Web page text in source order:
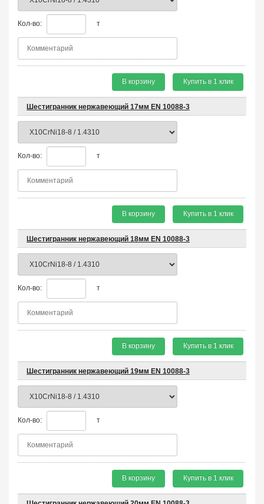
Кол-во: т
В корзину Купить в 1 клик
Шестигранник нержавеющий 17мм EN 10088-3
Кол-во: т
В корзину Купить в 1 клик
Шестигранник нержавеющий 18мм EN 10088-3
Кол-во: т
В корзину Купить в 1 клик
Шестигранник нержавеющий 19мм EN 10088-3
Кол-во: т
В корзину Купить в 1 клик